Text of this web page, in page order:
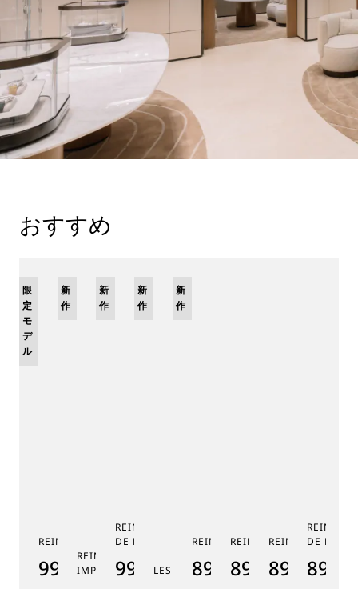
おすすめ
REINE DE NAPLES 9915
9915BB/58/964
限
定
モ
デ
ル
REINE DE NAPLES PERLES
IMPÉRIALES
新
作
REINE DE NAPLES PHASE
DE LUNE 9935
9935BH/4Y/J40
新
作
LES JARDINS DU PETIT TRIANON
新
作
REINE DE NAPLES 8925
8925BH/5W/J40
新
作
REINE DE NAPLES 8918
8918BB/5D/
REINE DE
8938BB/
REINE
DE LUNE